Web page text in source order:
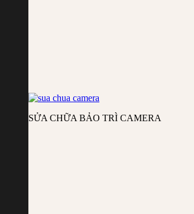
SỬA CHỮA BẢO TRÌ CAMERA